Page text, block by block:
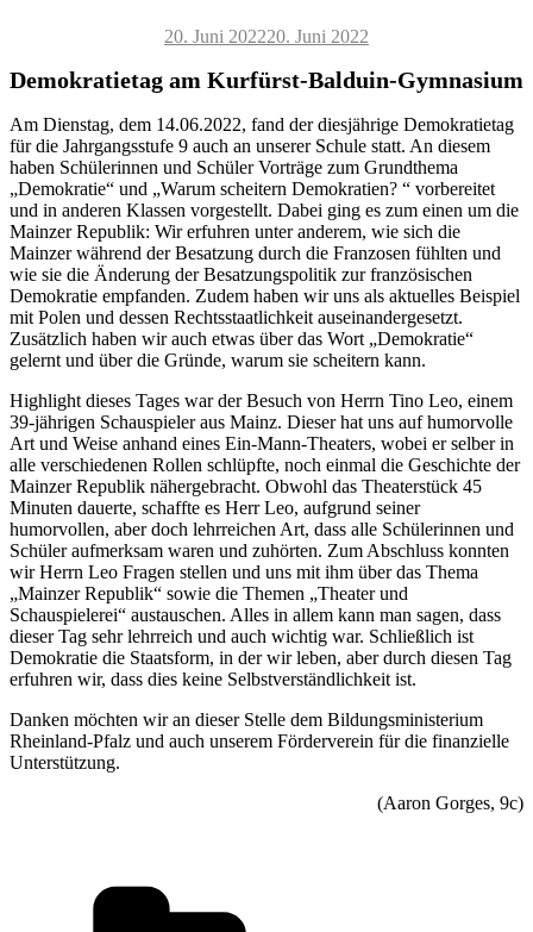
Veröffentlicht
20. Juni 202220. Juni 2022
Demokratietag am Kurfürst-Balduin-Gymnasium
Am Dienstag, dem 14.06.2022, fand der diesjährige Demokratietag
für die Jahrgangsstufe 9 auch an unserer Schule statt. An diesem
haben Schülerinnen und Schüler Vorträge zum Grundthema
„Demokratie“ und „Warum scheitern Demokratien? “ vorbereitet
und in anderen Klassen vorgestellt. Dabei ging es zum einen um die
Mainzer Republik: Wir erfuhren unter anderem, wie sich die
Mainzer während der Besatzung durch die Franzosen fühlten und
wie sie die Änderung der Besatzungspolitik zur französischen
Demokratie empfanden. Zudem haben wir uns als aktuelles Beispiel
mit Polen und dessen Rechtsstaatlichkeit auseinandergesetzt.
Zusätzlich haben wir auch etwas über das Wort „Demokratie“
gelernt und über die Gründe, warum sie scheitern kann.
Highlight dieses Tages war der Besuch von Herrn Tino Leo, einem
39-jährigen Schauspieler aus Mainz. Dieser hat uns auf humorvolle
Art und Weise anhand eines Ein-Mann-Theaters, wobei er selber in
alle verschiedenen Rollen schlüpfte, noch einmal die Geschichte der
Mainzer Republik nähergebracht. Obwohl das Theaterstück 45
Minuten dauerte, schaffte es Herr Leo, aufgrund seiner
humorvollen, aber doch lehrreichen Art, dass alle Schülerinnen und
Schüler aufmerksam waren und zuhörten. Zum Abschluss konnten
wir Herrn Leo Fragen stellen und uns mit ihm über das Thema
„Mainzer Republik“ sowie die Themen „Theater und
Schauspielerei“ austauschen. Alles in allem kann man sagen, dass
dieser Tag sehr lehrreich und auch wichtig war. Schließlich ist
Demokratie die Staatsform, in der wir leben, aber durch diesen Tag
erfuhren wir, dass dies keine Selbstverständlichkeit ist.
Danken möchten wir an dieser Stelle dem Bildungsministerium
Rheinland-Pfalz und auch unserem Förderverein für die finanzielle
Unterstützung.
(Aaron Gorges, 9c)